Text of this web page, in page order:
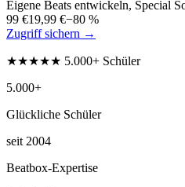
Eigene Beats entwickeln, Special
99 €19,99 €−80 %
Zugriff sichern →
★★★★★ 5.000+ Schüler
5.000+
Glückliche Schüler
seit 2004
Beatbox-Expertise